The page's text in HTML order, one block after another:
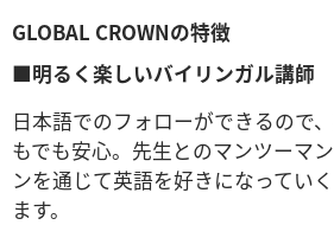
GLOBAL CROWNの特徴
■明るく楽しいバイリンガル講師
日本語でのフォローができるので
もでも安心。先生とのマンツーマ
ンを通じて英語を好きになってい
ます。